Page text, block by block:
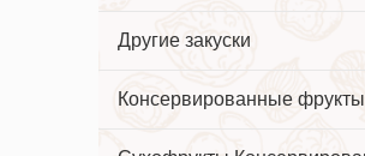
Другие закуски
Консервированные фрукты